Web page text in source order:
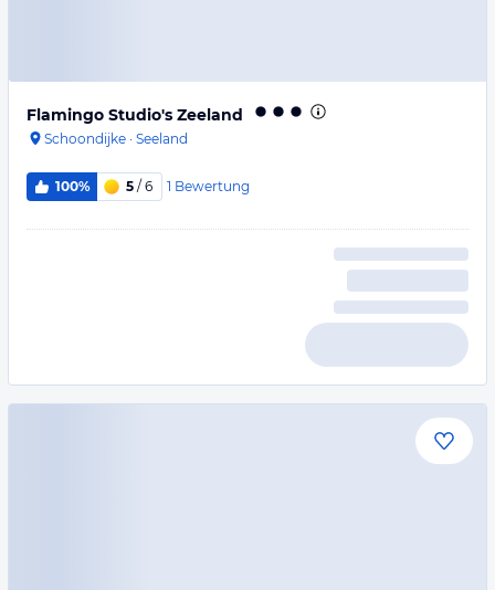
Flamingo Studio's Zeeland
Schoondijke · Seeland
100% 5 / 6 1 Bewertung